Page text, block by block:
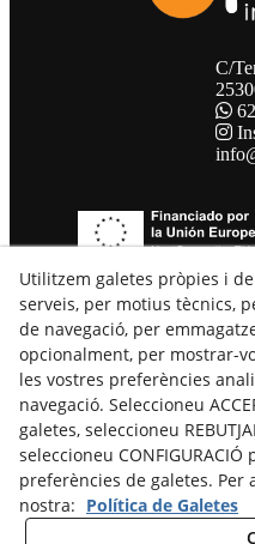
C/
© 08/2026 Pla Roig
Utilitzem galetes pròpies i
serveis, per motius tècnics,
de navegació, per
opcionalment, per mostrar-
les vostres preferències
navegació. Seleccioneu
galetes, seleccioneu
seleccioneu
preferències de galetes. Per
nostra: Política de Galetes